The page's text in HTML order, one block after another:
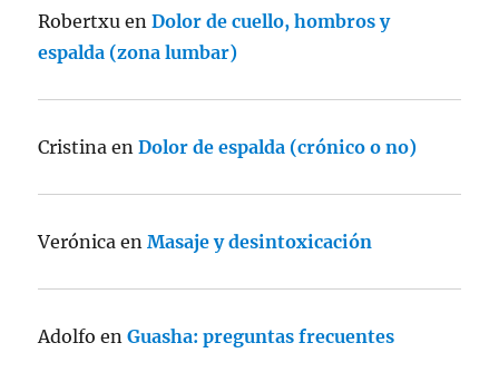
Robertxu enDolor de cuello, hombros y
espalda (zona lumbar)
Cristina enDolor de espalda (crónico o no)
Verónica enMasaje y desintoxicación
Adolfo enGuasha: preguntas frecuentes